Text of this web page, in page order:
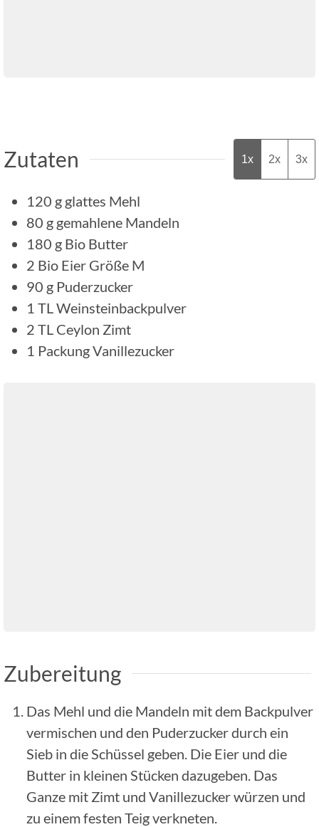
Zutaten 1x 2x 3x
120 g glattes Mehl
80 g gemahlene Mandeln
180 g Bio Butter
2 Bio Eier Größe M
90 g Puderzucker
1 TL Weinsteinbackpulver
2 TL Ceylon Zimt
1 PackungVanillezucker
Zubereitung
Das Mehl und die Mandeln mit dem Backpulver
vermischen und den Puderzucker durch ein
Sieb in die Schüssel geben. Die Eier und die
Butter in kleinen Stücken dazugeben. Das
Ganze mit Zimt und Vanillezucker würzen und
zu einem festen Teig verkneten.